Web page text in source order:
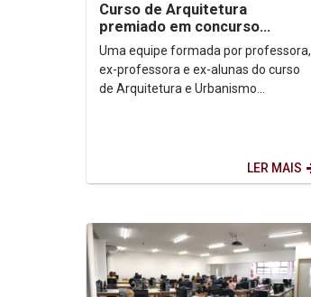
Curso de Arquitetura
premiado em concurso
internacional
Uma equipe formada por professora,
ex-professora e ex-alunas do curso
de Arquitetura e Urbanismo
LER MAIS